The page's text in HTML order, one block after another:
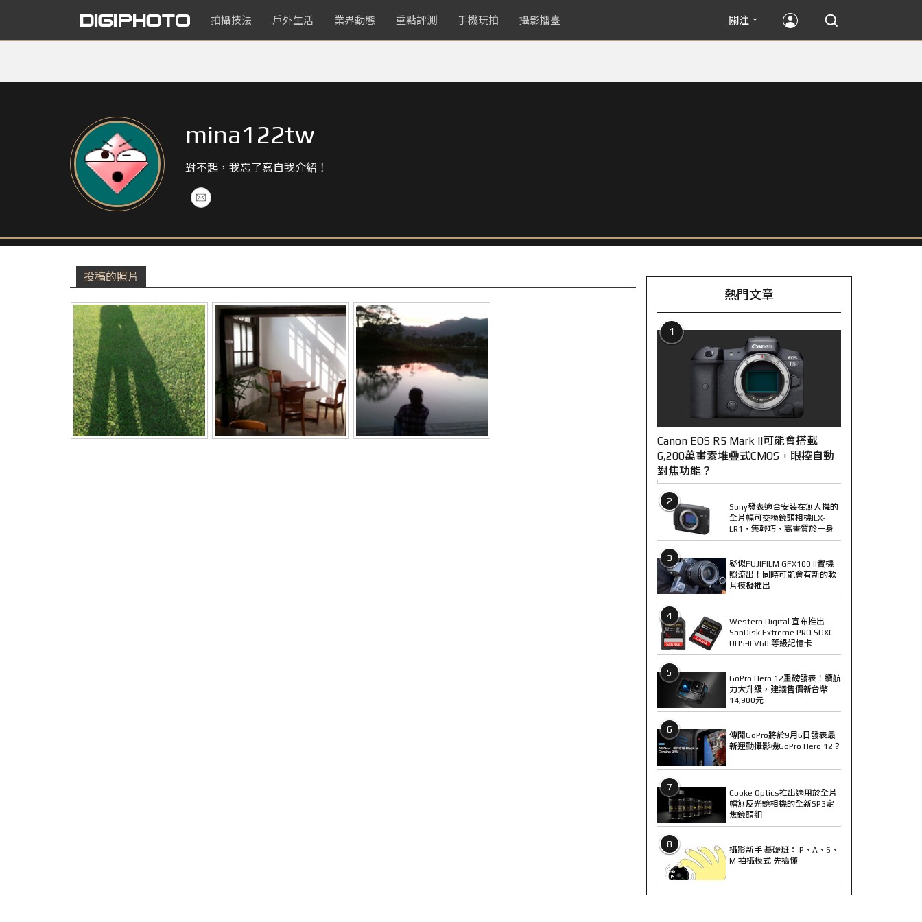
拍攝技法 戶外生活 業界動態 重點評測 手機玩拍 攝影擂臺 關注
mina122tw
對不起，我忘了寫自我介紹！
投稿的照片
熱門文章
1
Canon EOS R5 Mark II可能會搭載
6,200萬畫素堆疊式CMOS + 眼控自動
對焦功能？
2
Sony發表適合安裝在無人機的
全片幅可交換鏡頭相機ILX-
LR1，集輕巧、高畫質於一身
3
疑似FUJIFILM GFX100 II實機
照流出！同時可能會有新的軟
片模擬推出
4
Western Digital 宣布推出
SanDisk Extreme PRO SDXC
UHS-II V60 等級記憶卡
5
GoPro Hero 12重磅發表！續航
力大升級，建議售價新台幣
14,900元
6
傳聞GoPro將於9月6日發表最
新運動攝影機GoPro Hero 12？
7
Cooke Optics推出適用於全片
幅無反光鏡相機的全新SP3定
焦鏡頭組
8
攝影新手 基礎班： P、A、S、
M 拍攝模式 先搞懂